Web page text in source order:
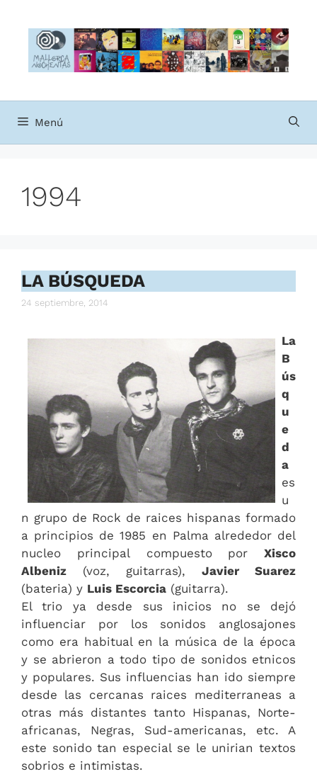
contenido
Menú
1994
LA BÚSQUEDA
24 septiembre, 2014
La
B
ús
q
u
e
d
a
es
u
n grupo de Rock de raices hispanas formado
a principios de 1985 en Palma alrededor del
nucleo principal compuesto por Xisco
Albeniz (voz, guitarras), Javier Suarez
(bateria) y Luis Escorcia (guitarra).
El trio ya desde sus inicios no se dejó
influenciar por los sonidos anglosajones
como era habitual en la música de la época
y se abrieron a todo tipo de sonidos etnicos
y populares. Sus influencias han ido siempre
desde las cercanas raices mediterraneas a
otras más distantes tanto Hispanas, Norte-
africanas, Negras, Sud-americanas, etc. A
este sonido tan especial se le unirian textos
sobrios e intimistas.